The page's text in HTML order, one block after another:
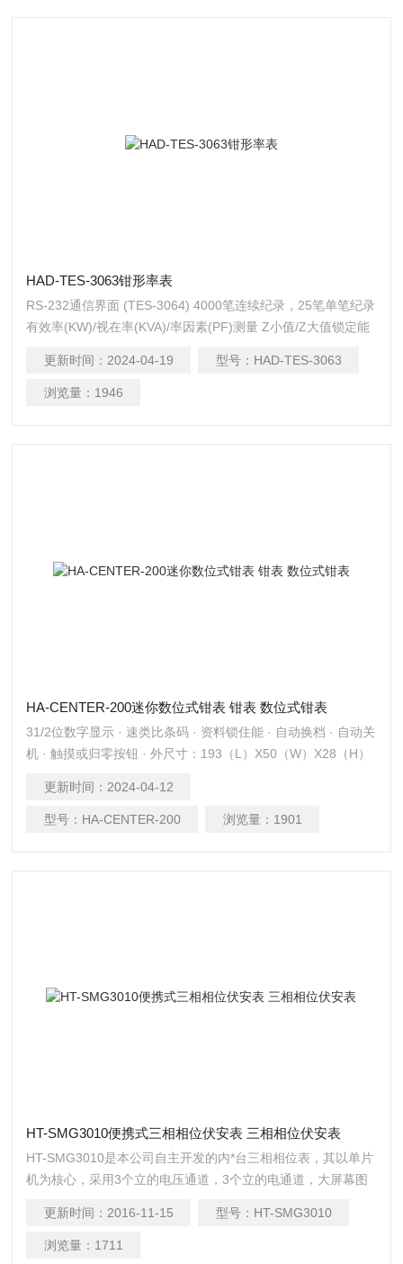
HAD-TES-3063钳形率表
RS-232通信界面 (TES-3064) 4000笔连续纪录，25笔单笔纪录
有效率(KW)/视在率(KVA)/率因素(PF)测量 Z小值/Z大值锁定能
更新时间： 2024-04-19 型号： HAD-TES-3063
浏览量： 1946
HA-CENTER-200迷你数位式钳表 钳表 数位式钳表
31/2位数字显示 · 速类比条码 · 资料锁住能 · 自动换档 · 自动关
机 · 触摸或归零按钮 · 外尺寸：193（L）X50（W）X28（H）
更新时间： 2024-04-12
型号： HA-CENTER-200 浏览量： 1901
HT-SMG3010便携式三相相位伏安表 三相相位伏安表
HT-SMG3010是本公司自主开发的内*台三相相位表，其以单片
机为核心，采用3个立的电压通道，3个立的电通道，大屏幕图
准确度著称于，已被内数千家电力用户所使用，是款堪称经典
的相位及电量测量仪表。
更新时间： 2016-11-15 型号： HT-SMG3010
浏览量： 1711